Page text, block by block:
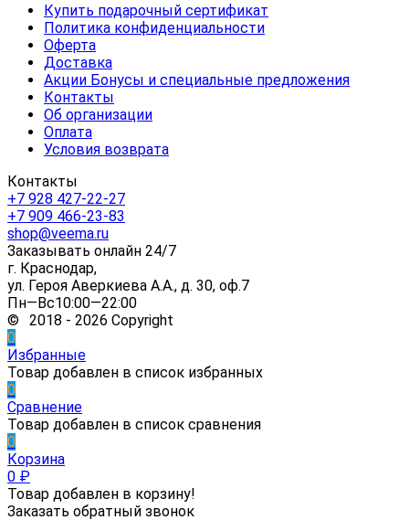
Купить подарочный сертификат
Политика конфиденциальности
Оферта
Доставка
Акции Бонусы и специальные предложения
Контакты
Об организации
Оплата
Условия возврата
Контакты
+7 928 427-22-27
+7 909 466-23-83
shop@veema.ru
Заказывать онлайн 24/7
г. Краснодар,
ул. Героя Аверкиева А.А., д. 30, оф.7
Пн—Вс10:00—22:00
© 2018 - 2026 Copyright
0
Избранные
Товар добавлен в список избранных
0
Сравнение
Товар добавлен в список сравнения
0
Корзина
0 ₽
Товар добавлен в корзину!
Заказать обратный звонок